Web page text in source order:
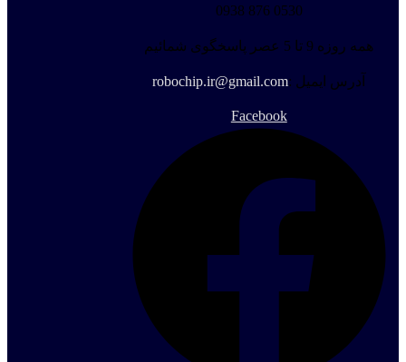
0530 876 0938
همه روزه 9 تا 5 عصر پاسخگوی شمائیم
آدرس ایمیل :robochip.ir@gmail.com
Facebook